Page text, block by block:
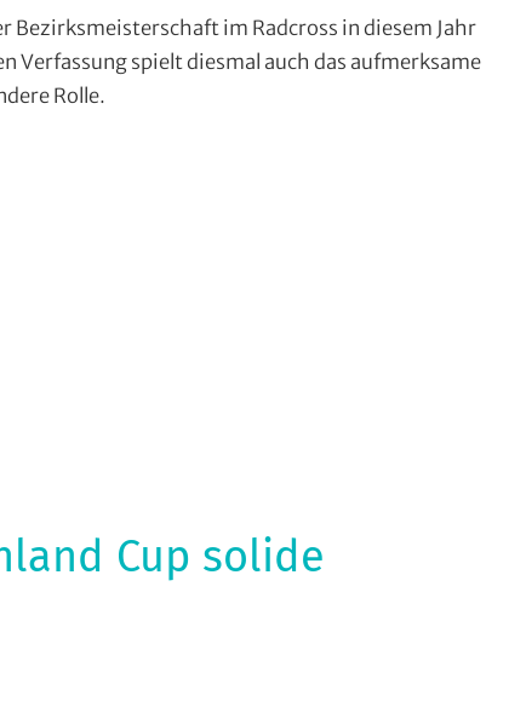
,
Bezirksmeisterschaft im Radcross in diesem Jahr
Verfassung spielt diesmal auch das aufmerksame
Rolle.
Cup solide